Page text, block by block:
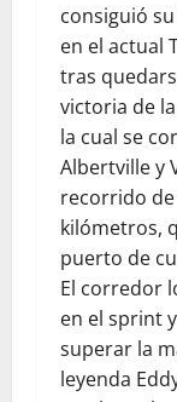
consiguió
en el actual
tras
victoria de
la cual se
Albertville y
recorrido de
kilómetros,
puerto de
El corredor
en el sprint
superar la
leyenda